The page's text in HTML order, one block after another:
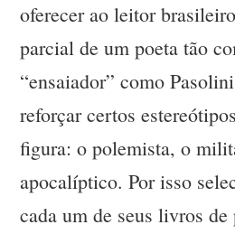
oferecer ao leitor
parcial de um poeta tão
“ensaiador” como
reforçar certos
figura: o polemista, o
apocalíptico. Por isso
cada um de seus livros de